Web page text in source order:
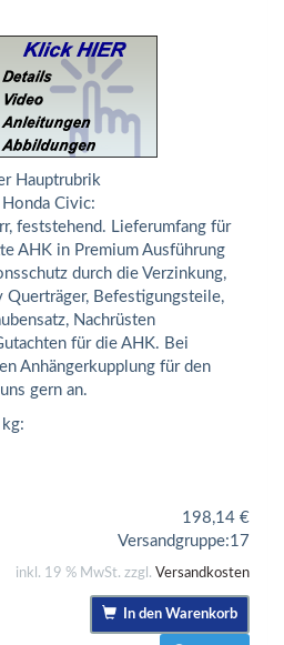
Hauptrubrik
Civic:
feststehend. Lieferumfang für
AHK in Premium Ausführung
durch die Verzinkung,
Befestigungsteile,
Nachrüsten
für die AHK. Bei
Anhängerkupplung für den
gern an.
198,14 €
Versandgruppe:17
inkl. 19 % MwSt. zzgl. Versandkosten
In den Warenkorb